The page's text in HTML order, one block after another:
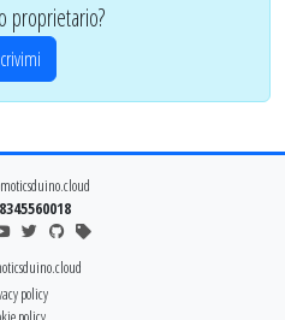
proprietario?
policy